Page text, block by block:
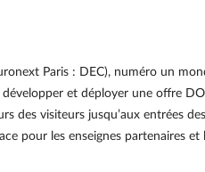
Paris : DEC), numéro un
et déployer une offre
des visiteurs jusqu’aux entrées
pour les enseignes partenaires et